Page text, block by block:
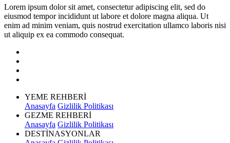
Lorem ipsum dolor sit amet, consectetur adipiscing elit, sed do
eiusmod tempor incididunt ut labore et dolore magna aliqua. Ut
enim ad minim veniam, quis nostrud exercitation ullamco laboris nisi
ut aliquip ex ea commodo consequat.
YEME REHBERİ
Anasayfa Gizlilik Politikası
GEZME REHBERİ
Anasayfa Gizlilik Politikası
DESTİNASYONLAR